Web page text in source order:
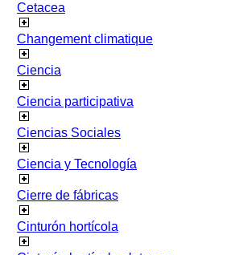
Cetacea
Changement climatique
Ciencia
Ciencia participativa
Ciencias Sociales
Ciencia y Tecnología
Cierre de fábricas
Cinturón hortícola